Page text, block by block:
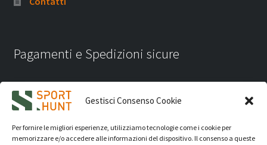
Gestisci Consenso Cookie
Per fornire le migliori esperienze, utilizziamo tecnologie come i cookie per
memorizzare e/o accedere alle informazioni del dispositivo. Il consenso a queste
Pagamenti e Spedizioni sicure